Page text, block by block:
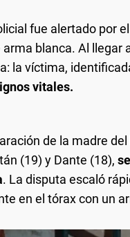
fue alertado por
arma blanca. Al llegar
la víctima,
vitales.
de la madre
(19) y Dante (18),
. La disputa escaló
en el tórax con un